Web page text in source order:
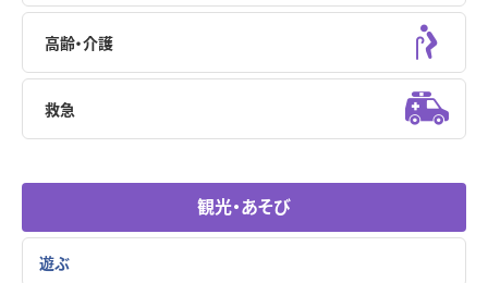
高齢・介護
救急
観光・あそび
遊ぶ